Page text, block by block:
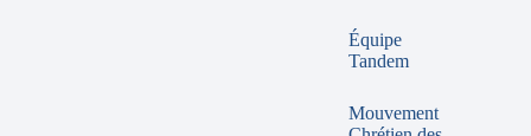
Équipe
Tandem
Mouvement